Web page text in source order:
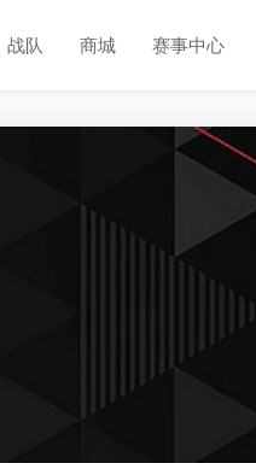
战队 商城 赛事中心